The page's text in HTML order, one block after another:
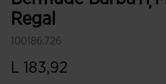
Regal
100186.726
L 183,92